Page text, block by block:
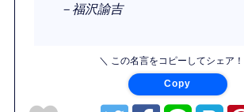
－福沢諭吉
＼ この名言をコピーしてシェア
Copy